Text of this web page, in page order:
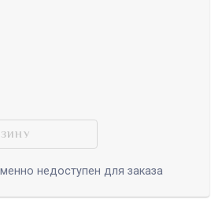
недоступен для заказа